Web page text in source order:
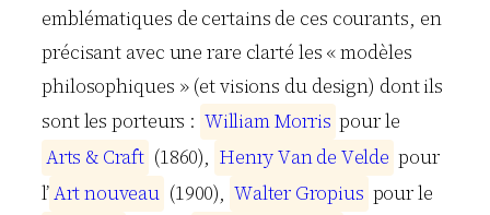
emblématiques de certains de ces courants, en
précisant avec une rare clarté les « modèles
philosophiques » (et visions du design) dont ils
sont les porteurs : WilliamMorris pour le
Arts & Craft (1860), HenryVande Velde pour
l’Artnouveau (1900), Walter Gropius pour le